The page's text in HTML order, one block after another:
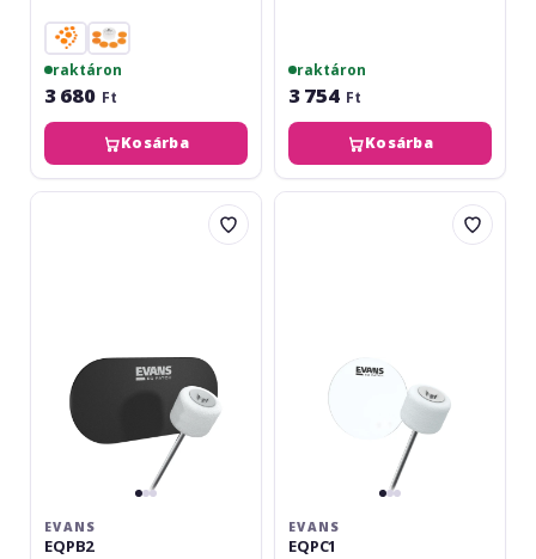
raktáron
3 680 Ft
Kosárba
raktáron
3 754 Ft
Kosárba
Evans
EVANS
EQPB2
Evans
EVANS
EQPC1